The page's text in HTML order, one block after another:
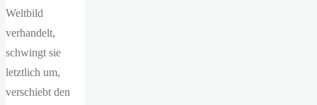
Weltbild
verhandelt,
schwingt sie
letztlich um,
verschiebt den